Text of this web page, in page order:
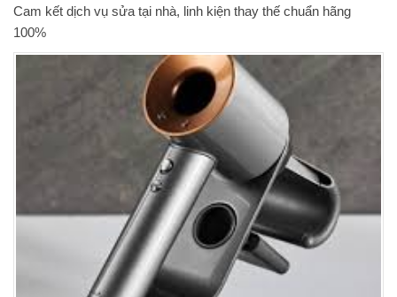
Cam kết dịch vụ sửa tại nhà, linh kiện thay thế chuẩn hãng
100%